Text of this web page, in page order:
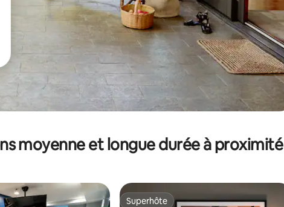
moyenne et longue durée à proximité
Superhôte